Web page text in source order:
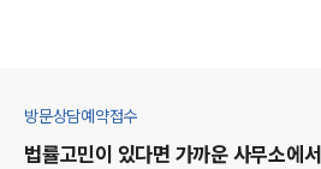
방문상담예약접수
법률고민이 있다면 가까운 사무소에서